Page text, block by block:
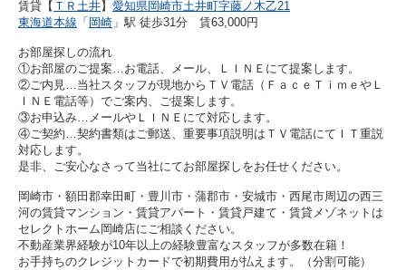
賃貸【 ＴＲ土井】 愛知県岡崎市土井町字藤ノ木乙21
東海道本線 「 岡崎 」駅 徒歩31分 賃63,000円
お部屋探しの流れ
①お部屋のご提案…お電話、メール、ＬＩＮＥにて提案します。
②ご内見…当社スタッフが現地からＴＶ電話（ＦａｃｅＴｉｍｅやＬ
ＩＮＥ電話等）でご案内、ご提案します。
③お申込み…メールやＬＩＮＥにて対応します。
④ご契約…契約書類はご郵送、重要事項説明はＴＶ電話にてＩＴ重説
対応します。
是非、ご安心なさって当社にてお部屋探しをお任せください。
岡崎市・額田郡幸田町・豊川市・蒲郡市・安城市・西尾市周辺の西三
河の賃貸マンション・賃貸アパート・賃貸戸建て・賃貸メゾネットは
セレクトホーム岡崎店にご相談ください。
不動産業界経験が10年以上の経験豊富なスタッフが多数在籍！
お手持ちのクレジットカードで初期費用が払えます。（分割可能）